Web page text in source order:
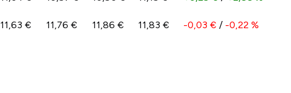
11,63 € 11,76 € 11,86 € 11,83 € -0,03 € / -0,22 %